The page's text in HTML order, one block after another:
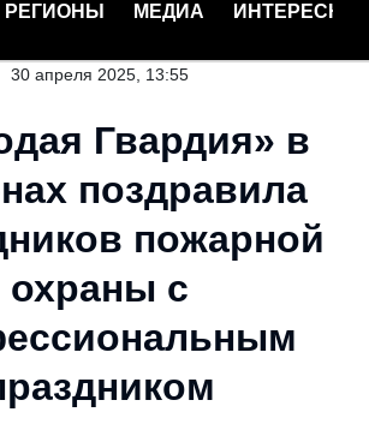
РЕГИОНЫ МЕДИА ИНТЕРЕСНОЕ
30 апреля 2025, 13:55
Гвардия» в
поздравила
пожарной
охраны с